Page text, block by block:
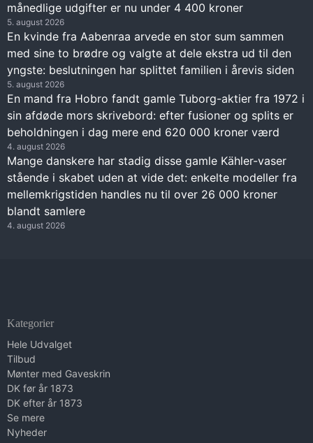
månedlige udgifter er nu under 4 400 kroner
5. august 2026
En kvinde fra Aabenraa arvede en stor sum sammen
med sine to brødre og valgte at dele ekstra ud til den
yngste: beslutningen har splittet familien i årevis siden
5. august 2026
En mand fra Hobro fandt gamle Tuborg-aktier fra 1972 i
sin afdøde mors skrivebord: efter fusioner og splits er
beholdningen i dag mere end 620 000 kroner værd
4. august 2026
Mange danskere har stadig disse gamle Kähler-vaser
stående i skabet uden at vide det: enkelte modeller fra
mellemkrigstiden handles nu til over 26 000 kroner
blandt samlere
4. august 2026
Kategorier
Hele Udvalget
Tilbud
Mønter med Gaveskrin
DK før år 1873
DK efter år 1873
Se mere
Nyheder